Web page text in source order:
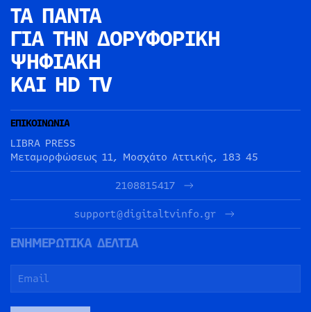
ΤΑ ΠΑΝΤΑ
ΓΙΑ ΤΗΝ ΔΟΡΥΦΟΡΙΚΗ
ΨΗΦΙΑΚΗ
ΚΑΙ HD TV
ΕΠΙΚΟΙΝΩΝΙΑ
LIBRA PRESS
Μεταμορφώσεως 11, Μοσχάτο Αττικής, 183 45
2108815417
support@digitaltvinfo.gr
ΕΝΗΜΕΡΩΤΙΚΑ ΔΕΛΤΙΑ